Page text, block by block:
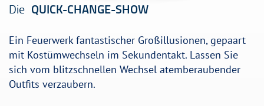
Die QUICK-CHANGE-SHOW
Ein Feuerwerk fantastischer Großillusionen, gepaart
mit Kostümwechseln im Sekundentakt. Lassen Sie
sich vom blitzschnellen Wechsel atemberaubender
Outfits verzaubern.